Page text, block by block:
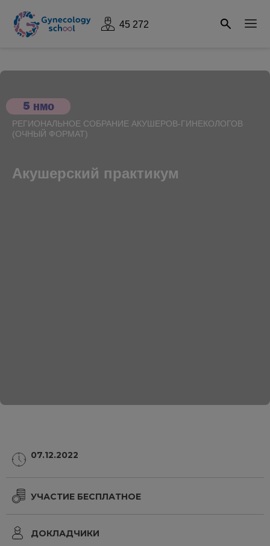
45 272
РЕГИОНАЛЬНОЕ СОБРАНИЕ АКУШЕРОВ-ГИНЕКОЛОГОВ
(ОЧНЫЙ ФОРМАТ)
5 НМО
Акушерский практикум
07.12.2022
УЧАСТИЕ БЕСПЛАТНОЕ
ДОКЛАДЧИКИ